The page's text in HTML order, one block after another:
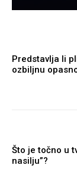
Predstavlja li
ozbiljnu
Što je točno u
nasilju”?